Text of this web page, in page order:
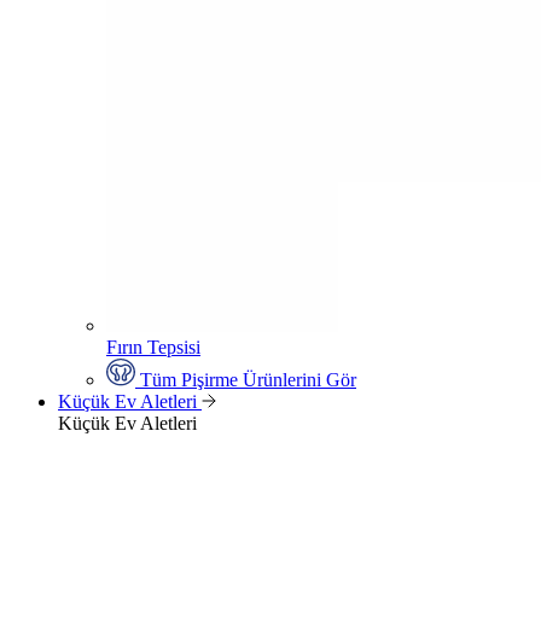
Fırın Tepsisi
Tüm Pişirme Ürünlerini Gör
Küçük Ev Aletleri
Küçük Ev Aletleri